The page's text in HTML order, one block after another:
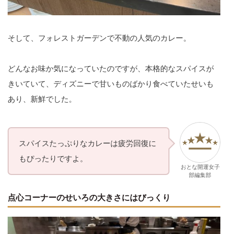
そして、フォレストガーデンで不動の人気のカレー。
どんなお味か気になっていたのですが、本格的なスパイスが
きいていて、ディズニーで甘いものばかり食べていたせいも
あり、新鮮でした。
スパイスたっぷりなカレーは疲労回復に
もぴったりですよ。
おとな開運女子
部編集部
点心コーナーのせいろの大きさにはびっくり